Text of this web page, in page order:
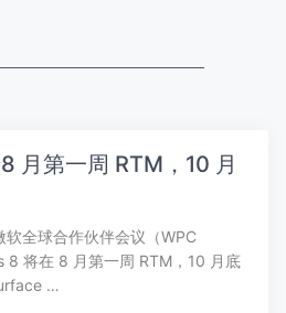
月第一周 RTM，10 月
全球合作伙伴会议（WPC
8 将在 8 月第一周 RTM，10 月底
…